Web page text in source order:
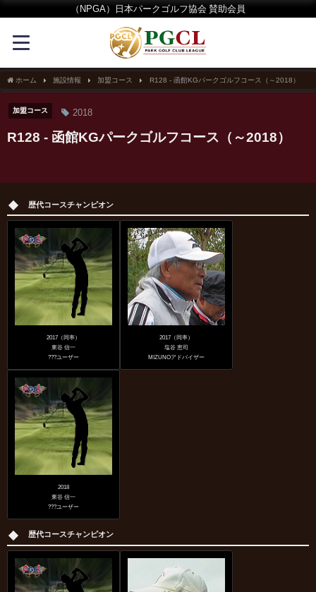
（NPGA）日本パークゴルフ協会 賛助会員
ホーム 施設情報 加盟コース R128 - 函館KGパークゴルフコース（～2018）
加盟コース 2018
R128 - 函館KGパークゴルフコース（～2018）
歴代コースチャンピオン
2017（同率）
東谷 信一
???ユーザー
2017（同率）
塩谷 恵司
MIZUNOアドバイザー
2018
東谷 信一
???ユーザー
歴代コースチャンピオン